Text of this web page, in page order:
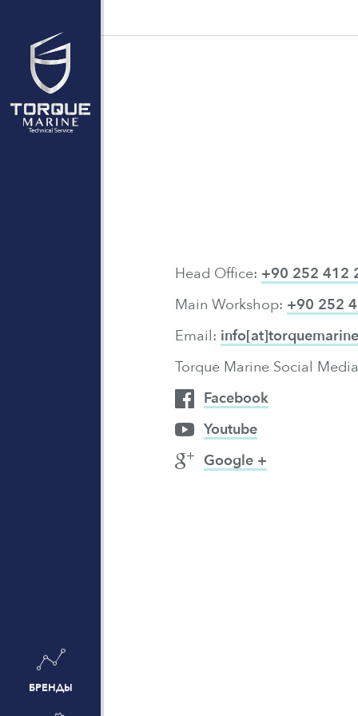
БРЕНДЫ
БРЕНДЫ
Head Office: +90 252 412
Main Workshop: +90 252
Email:
Torque Marine Social
 Facebook
 Youtube
 Google +